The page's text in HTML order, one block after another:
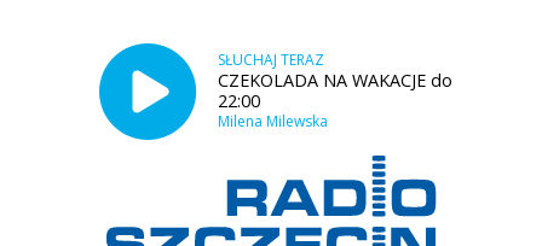
SŁUCHAJ TERAZ
CZEKOLADA NA WAKACJE do
22:00
Milena Milewska